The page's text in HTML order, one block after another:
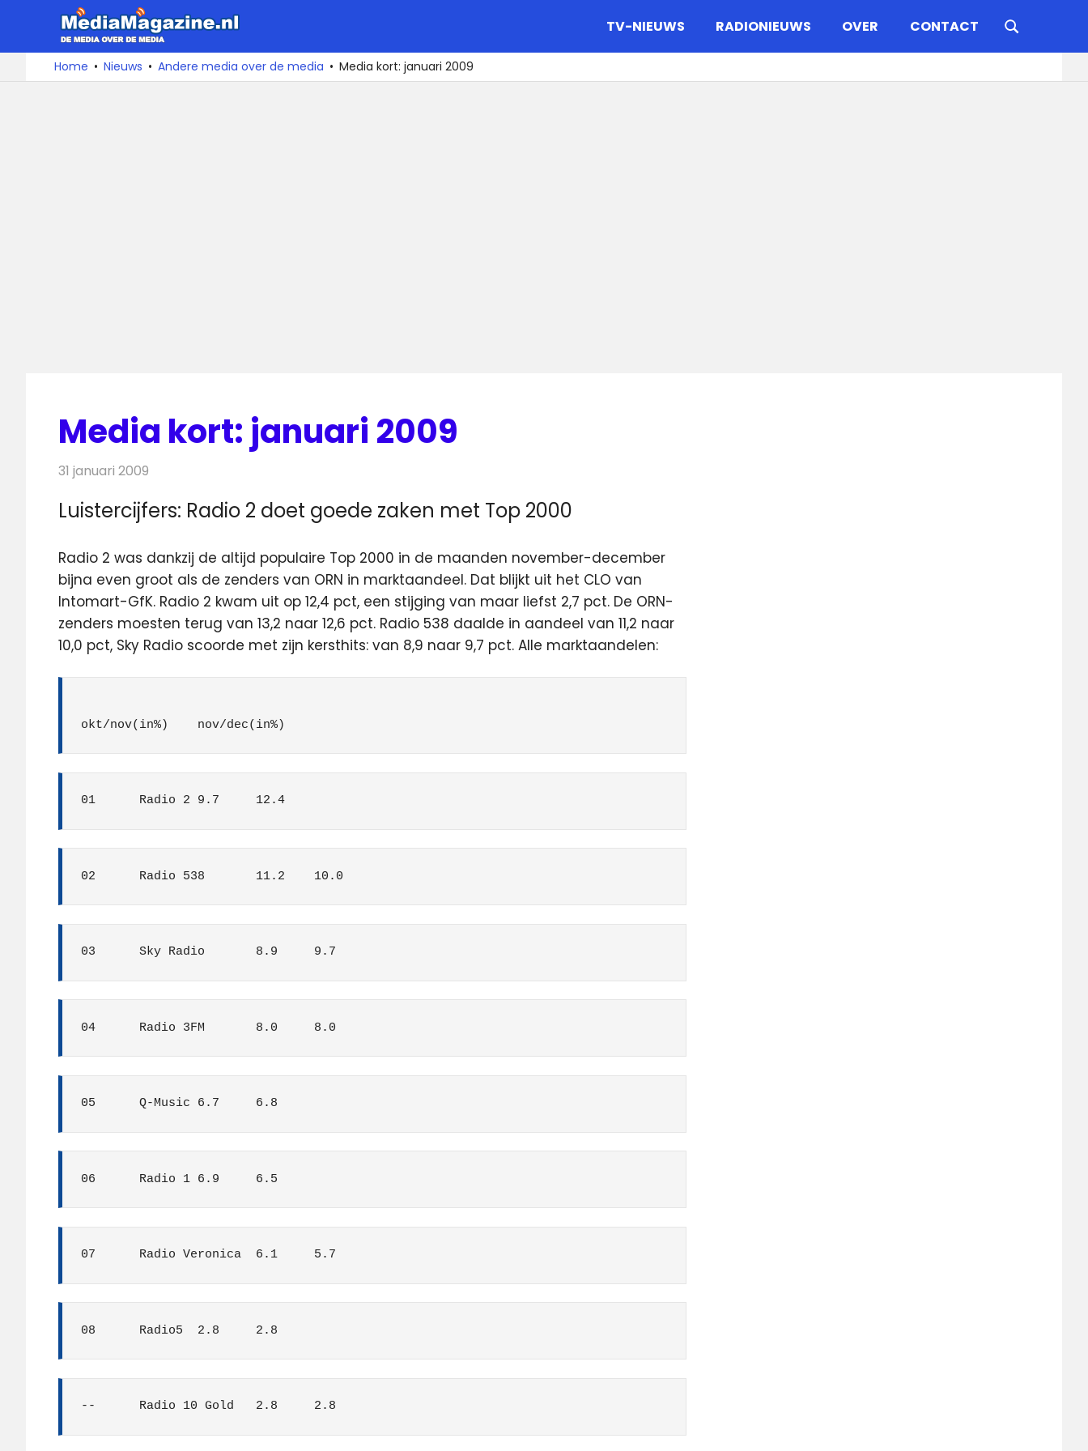
naar
De
media
over
TV-NIEUWS RADIONIEUWS OVER CONTACT
Home Nieuws Andere media over de media Media kort: januari 2009
Media kort: januari 2009
31 januari 2009
Luistercijfers: Radio 2 doet goede zaken met Top 2000
Radio 2 was dankzij de altijd populaire Top 2000 in de maanden november-december
bijna even groot als de zenders van ORN in marktaandeel. Dat blijkt uit het CLO van
Intomart-GfK. Radio 2 kwam uit op 12,4 pct, een stijging van maar liefst 2,7 pct. De ORN-
zenders moesten terug van 13,2 naar 12,6 pct. Radio 538 daalde in aandeel van 11,2 naar
10,0 pct, Sky Radio scoorde met zijn kersthits: van 8,9 naar 9,7 pct. Alle marktaandelen:
okt/nov(in%)	nov/dec(in%)
01	Radio 2	9.7	12.4
02	Radio 538	11.2	10.0
03	Sky Radio	8.9	9.7
04	Radio 3FM	8.0	8.0
05	Q-Music	6.7	6.8
06	Radio 1	6.9	6.5
07	Radio Veronica	6.1	5.7
08	Radio5	2.8	2.8
--	Radio 10 Gold	2.8	2.8